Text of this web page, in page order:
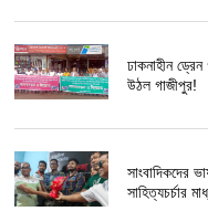
ঢাকনাহীন
উঠল গাজীপুর!
সাংবাদিকদের
সাহিত্যচর্চার